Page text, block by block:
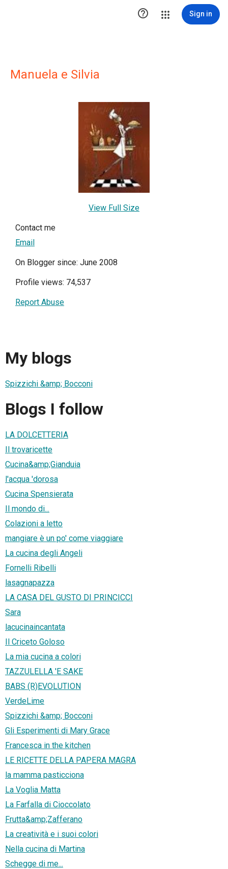
 Sign in
Manuela e Silvia
View Full Size
Contact me
Email
On Blogger since: June 2008
Profile views: 74,537
Report Abuse
My blogs
Spizzichi &amp; Bocconi
Blogs I follow
LA DOLCETTERIA
Il trovaricette
Cucina&amp;Gianduia
l'acqua 'dorosa
Cucina Spensierata
Il mondo di...
Colazioni a letto
mangiare è un po' come viaggiare
La cucina degli Angeli
Fornelli Ribelli
lasagnapazza
LA CASA DEL GUSTO DI PRINCICCI
Sara
lacucinaincantata
Il Criceto Goloso
La mia cucina a colori
TAZZULELLA 'E SAKE
BABS (R)EVOLUTION
VerdeLime
Spizzichi &amp; Bocconi
Gli Esperimenti di Mary Grace
Francesca in the kitchen
LE RICETTE DELLA PAPERA MAGRA
la mamma pasticciona
La Voglia Matta
La Farfalla di Cioccolato
Frutta&amp;Zafferano
La creatività e i suoi colori
Nella cucina di Martina
Schegge di me...